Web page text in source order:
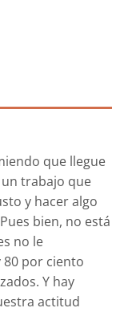
que llegue
un trabajo que
y hacer algo
bien, no está
no le
por ciento
Y hay
actitud